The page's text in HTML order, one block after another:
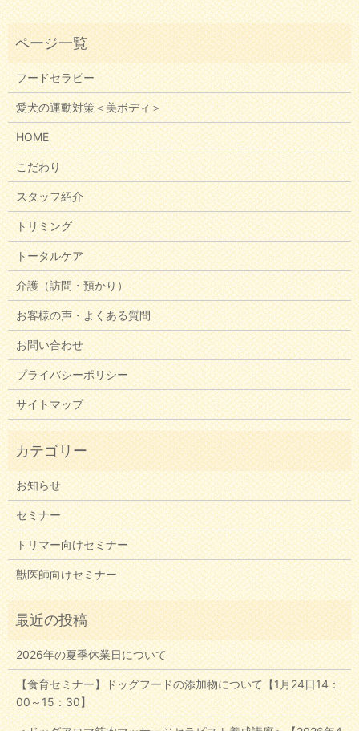
フードセラピー
愛犬の運動対策＜美ボディ＞
HOME
こだわり
スタッフ紹介
トリミング
トータルケア
介護（訪問・預かり）
お客様の声・よくある質問
お問い合わせ
プライバシーポリシー
サイトマップ
お知らせ
セミナー
トリマー向けセミナー
獣医師向けセミナー
2026年の夏季休業日について
【食育セミナー】ドッグフードの添加物について【1月24日14：
00～15：30】